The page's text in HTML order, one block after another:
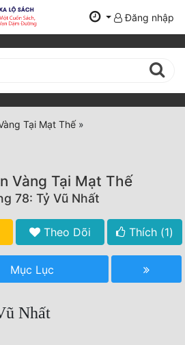
Đăng nhập
Tại Mạt Thế »
Vàng Tại Mạt Thế
78: Tỷ Vũ Nhất
Theo Dõi Thích (1)
Mục Lục
Nhất